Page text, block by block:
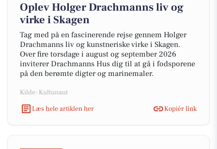
Oplev Holger Drachmanns liv og
virke i Skagen
Tag med på en fascinerende rejse gennem Holger
Drachmanns liv og kunstneriske virke i Skagen.
Over fire torsdage i august og september 2026
inviterer Drachmanns Hus dig til at gå i fodsporene
på den berømte digter og marinemaler.
Kilde: Kultunaut
Læs hele artiklen her
Kopiér link